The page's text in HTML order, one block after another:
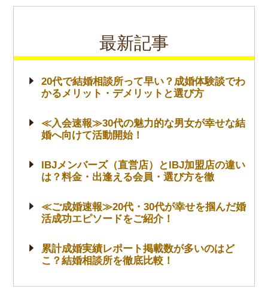
最新記事
20代で結婚相談所って早い？成婚体験談でわ
かるメリット・デメリットと選び方
≪入会速報≫30代の魅力的な男女が幸せな結
婚へ向けて活動開始！
IBJメンバーズ（直営店）とIBJ加盟店の違い
は？料金・出逢える会員・選び方を徹
≪ご成婚速報≫20代・30代が幸せを掴んだ婚
活成功エピソードをご紹介！
累計成婚実績レポート掲載数が多いのはど
こ？結婚相談所を徹底比較！